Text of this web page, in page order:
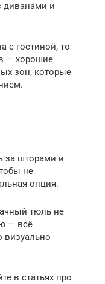
диванами и
с гостиной, то
— хорошие
зон, которые
за шторами и
не
опция.
тюль не
— всё
визуально
в статьях про